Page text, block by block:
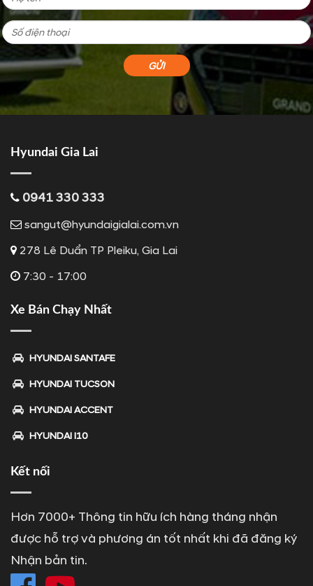
Hyundai Gia Lai
0941 330 333
sangut@hyundaigialai.com.vn
278 Lê Duẩn TP Pleiku, Gia Lai
7:30 - 17:00
Xe Bán Chạy Nhất
HYUNDAI SANTAFE
HYUNDAI TUCSON
HYUNDAI ACCENT
HYUNDAI I10
Kết nối
Hơn 7000+ Thông tin hữu ích hàng tháng nhận
được hỗ trợ và phương án tốt nhất khi đã đăng ký
Nhận bản tin.